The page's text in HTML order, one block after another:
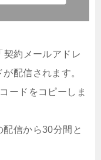
契約メールアドレ
配信されます。
ードをコピーしま
信から30分間と